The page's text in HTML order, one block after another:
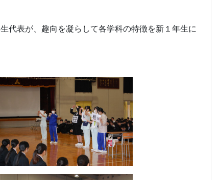
代表が、趣向を凝らして各学科の特徴を新１年生に